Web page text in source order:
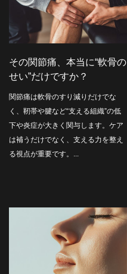
その関節痛、本当に“軟骨の
せい”だけですか？
関節痛は軟骨のすり減りだけでな
く、靭帯や腱など“支える組織”の低
下や炎症が大きく関与します。ケア
は補うだけでなく、支える力を整え
る視点が重要です。...